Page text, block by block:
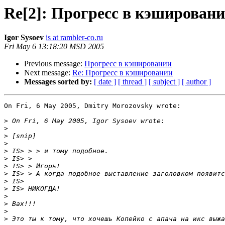
Re[2]: Прогресс в
Igor Sysoev is at rambler-co.ru
Fri May 6 13:18:20 MSD 2005
Previous message: Прогресс в кэшировании
Next message: Re: Прогресс в кэшировании
Messages sorted by: [ date ] [ thread ] [ subject ] [ author ]
On Fri, 6 May 2005, Dmitry Morozovsky wrote:
>
>
>
>
>
>
>
>
>
>
>
>
>
>